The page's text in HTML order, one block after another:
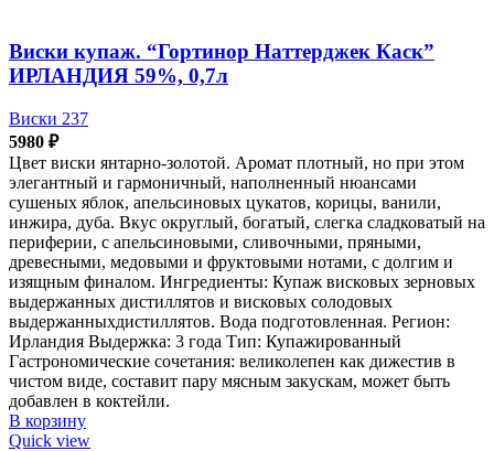
Виски купаж. “Гортинор Наттерджек Каск”
ИРЛАНДИЯ 59%, 0,7л
Виски 237
5980 ₽
Цвет виски янтарно-золотой. Аромат плотный, но при этом
элегантный и гармоничный, наполненный нюансами
сушеных яблок, апельсиновых цукатов, корицы, ванили,
инжира, дуба. Вкус округлый, богатый, слегка сладковатый на
периферии, с апельсиновыми, сливочными, пряными,
древесными, медовыми и фруктовыми нотами, с долгим и
изящным финалом. Ингредиенты: Купаж висковых зерновых
выдержанных дистиллятов и висковых солодовых
выдержанныхдистиллятов. Вода подготовленная. Регион:
Ирландия Выдержка: 3 года Тип: Купажированный
Гастрономические сочетания: великолепен как дижестив в
чистом виде, составит пару мясным закускам, может быть
добавлен в коктейли.
В корзину
Quick view